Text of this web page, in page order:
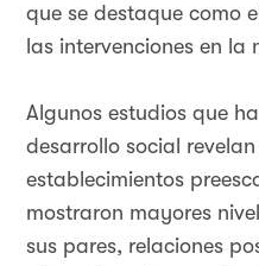
que se destaque como
las intervenciones en la
Algunos estudios que
desarrollo social
establecimientos
mostraron mayores
sus pares, relaciones